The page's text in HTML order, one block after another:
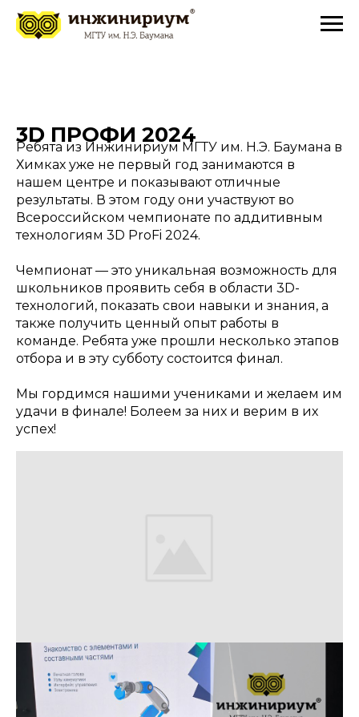
3D ПРОФИ 2024
Ребята из Инжинириум МГТУ им. Н.Э. Баумана в
Химках уже не первый год занимаются в
нашем центре и показывают отличные
результаты. В этом году они участвуют во
Всероссийском чемпионате по аддитивным
технологиям 3D ProFi 2024.
Чемпионат — это уникальная возможность для
школьников проявить себя в области 3D-
технологий, показать свои навыки и знания, а
также получить ценный опыт работы в
команде. Ребята уже прошли несколько этапов
отбора и в эту субботу состоится финал.
Мы гордимся нашими учениками и желаем им
удачи в финале! Болеем за них и верим в их
успех!